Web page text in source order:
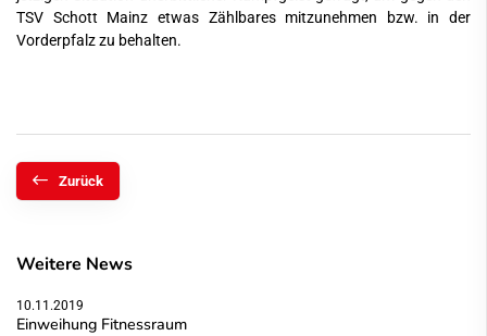
TSV Schott Mainz etwas Zählbares mitzunehmen bzw. in der
Vorderpfalz zu behalten.
Zurück
Weitere News
10.11.2019
Einweihung Fitnessraum